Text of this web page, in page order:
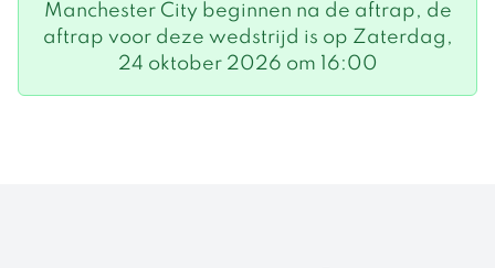
Manchester City beginnen na de aftrap, de
aftrap voor deze wedstrijd is op Zaterdag,
24 oktober 2026 om 16:00